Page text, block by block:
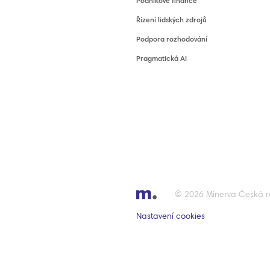
Řízení lidských zdrojů
Podpora rozhodování
Pragmatická AI
© 2026 Minerva Česká
Nastavení cookies